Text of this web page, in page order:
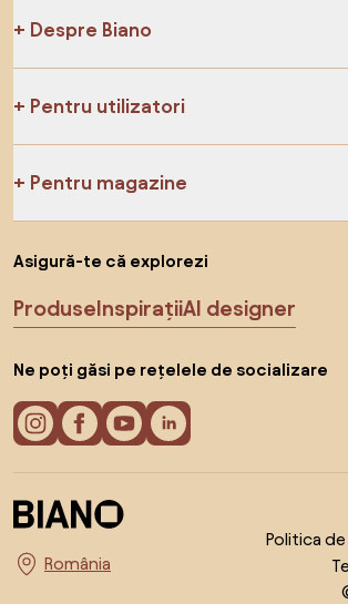
Despre Biano
Pentru utilizatori
Pentru magazine
Asigură-te că explorezi
ProduseInspirațiiAI designer
Ne poți găsi pe rețelele de socializare
Alege țara
Politica